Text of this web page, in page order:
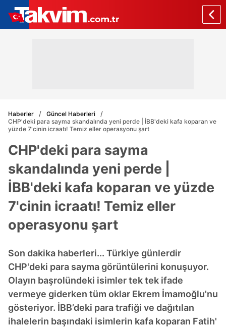
Haberler
Güncel Haberleri
CHP'deki para sayma skandalında yeni perde | İBB'deki kafa koparan ve
yüzde 7'cinin icraatı! Temiz eller operasyonu şart
CHP'deki para sayma
skandalında yeni perde |
İBB'deki kafa koparan ve yüzde
7'cinin icraatı! Temiz eller
operasyonu şart
Son dakika haberleri... Türkiye günlerdir
CHP'deki para sayma görüntülerini konuşuyor.
Olayın başrolündeki isimler tek tek ifade
vermeye giderken tüm oklar Ekrem İmamoğlu'nu
gösteriyor. İBB’deki para trafiği ve dağıtılan
ihalelerin başındaki isimlerin kafa koparan Fatih'